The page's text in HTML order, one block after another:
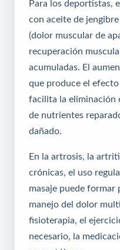
Para los deportistas,
con aceite de
(dolor muscular de
recuperación
acumuladas. El
que produce el
facilita la eliminación
de nutrientes
dañado.
En la artrosis, la
crónicas, el uso
masaje puede formar
manejo del dolor
fisioterapia, el
necesario, la